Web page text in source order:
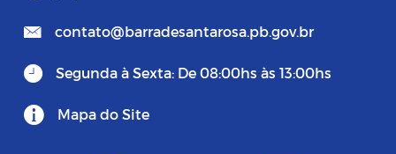
contato@barradesantarosa.pb.gov.br
Segunda à Sexta: De 08:00hs às 13:00hs
Mapa do Site